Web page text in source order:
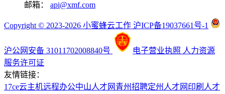
邮箱： api@xmf.com
Copyright © 2023-2026 小蜜蜂云工作 沪ICP备19037661号-1
沪公网安备 31011702008840号 电子营业执照 人力资源
服务许可证
友情链接：
17ce云主机远程办公中山人才网 青州招聘定州人才网 印刷人才